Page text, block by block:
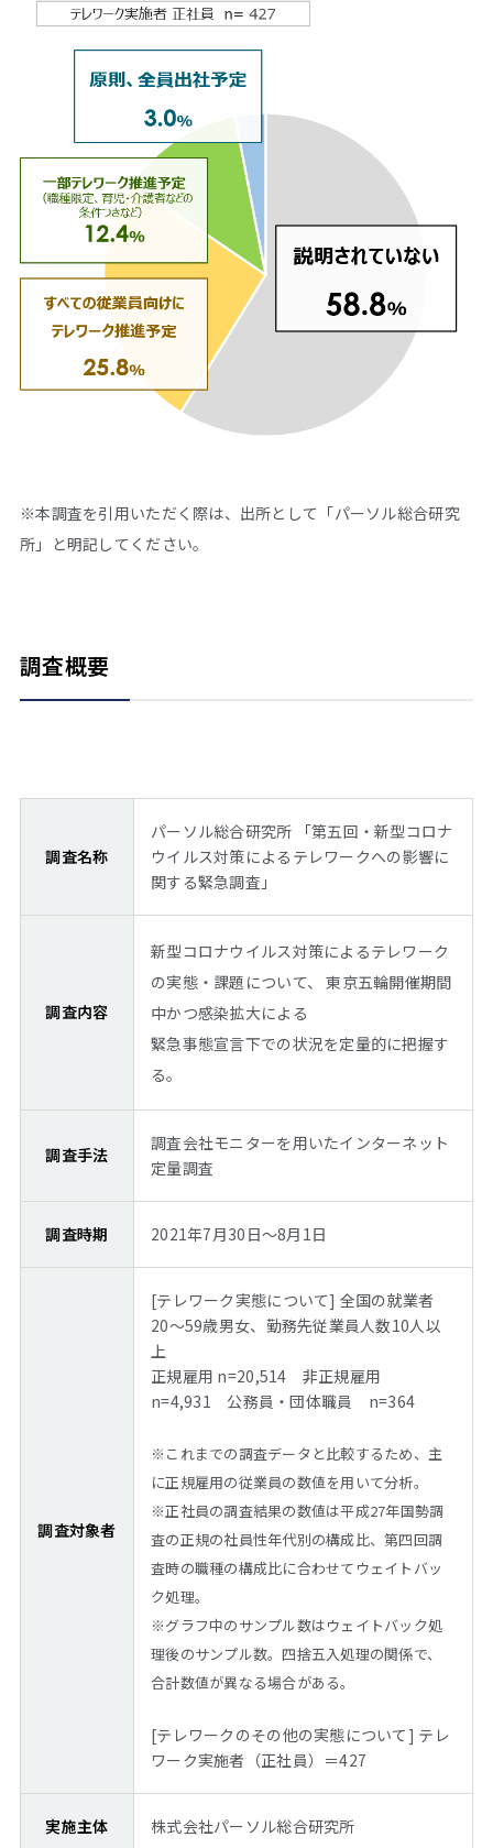
※本調査を引用いただく際は、出所として「パーソル総合研究
所」と明記してください。
調査概要
調査名称
パーソル総合研究所 「第五回・新型コロナ
ウイルス対策によるテレワークへの影響に
関する緊急調査」
調査内容
新型コロナウイルス対策によるテレワーク
の実態・課題について、 東京五輪開催期間
中かつ感染拡大による
緊急事態宣言下での状況を定量的に把握す
る。
調査手法
調査会社モニターを用いたインターネット
定量調査
調査時期 2021年7月30日～8月1日
調査対象者
[テレワーク実態について] 全国の就業者
20～59歳男女、勤務先従業員人数10人以
上
正規雇用 n=20,514 非正規雇用
n=4,931 公務員・団体職員 n=364
※これまでの調査データと比較するため、主
に正規雇用の従業員の数値を用いて分析。
※正社員の調査結果の数値は平成27年国勢調
査の正規の社員性年代別の構成比、第四回調
査時の職種の構成比に合わせてウェイトバッ
ク処理。
※グラフ中のサンプル数はウェイトバック処
理後のサンプル数。四捨五入処理の関係で、
合計数値が異なる場合がある。
[テレワークのその他の実態について] テレ
ワーク実施者（正社員）＝427
実施主体 株式会社パーソル総合研究所